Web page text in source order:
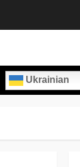
Ukrainian